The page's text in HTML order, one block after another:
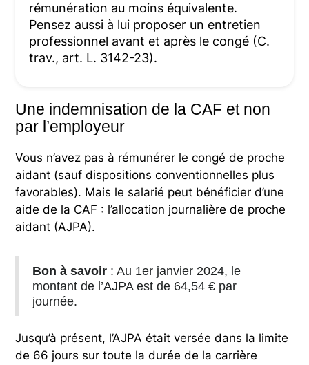
rémunération au moins équivalente.
Pensez aussi à lui proposer un entretien
professionnel avant et après le congé (C.
trav., art. L. 3142-23).
Une indemnisation de la CAF et non
par l’employeur
Vous n’avez pas à rémunérer le congé de proche
aidant (sauf dispositions conventionnelles plus
favorables). Mais le salarié peut bénéficier d’une
aide de la CAF : l’allocation journalière de proche
aidant (AJPA).
Bon à savoir : Au 1er janvier 2024, le
montant de l’AJPA est de 64,54 € par
journée.
Jusqu’à présent, l’AJPA était versée dans la limite
de 66 jours sur toute la durée de la carrière